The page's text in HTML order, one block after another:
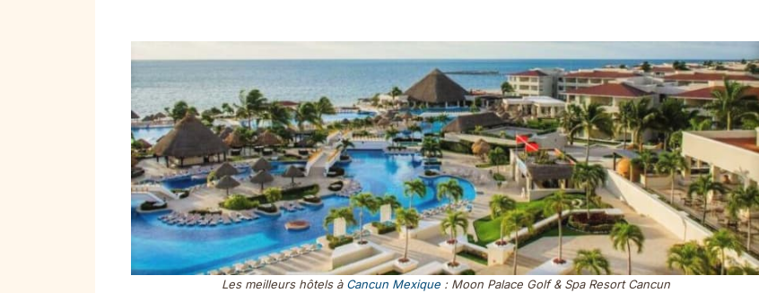
Les meilleurs hôtels à Cancun Mexique : Moon Palace Golf & Spa Resort Cancun